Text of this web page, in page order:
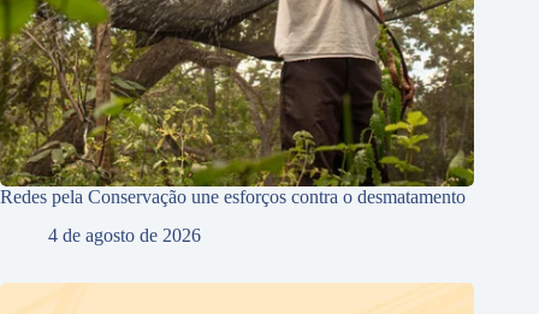
Redes pela Conservação une esforços contra o desmatamento
4 de agosto de 2026